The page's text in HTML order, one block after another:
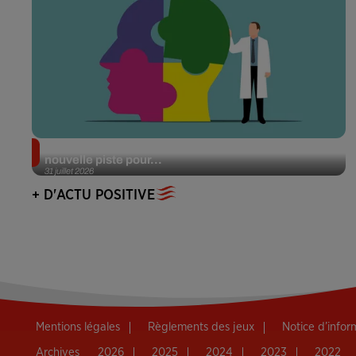
31 juillet 2026
nouvelle piste pour...
+ D'ACTU POSITIVE
Mentions légales Règlements des jeux Notice
Archives 2026 2025 2024 2023 2022